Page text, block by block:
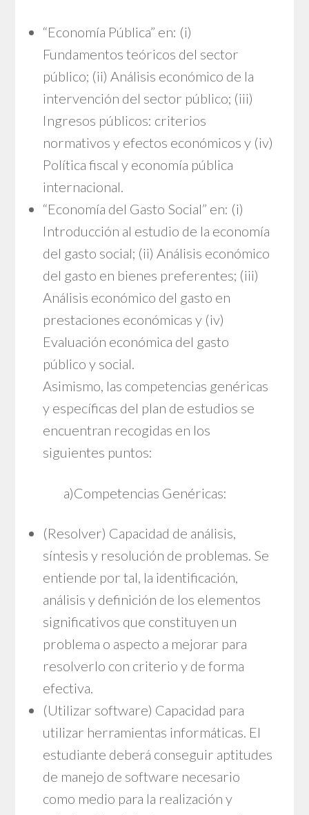
“Economía Pública” en: (i)
Fundamentos teóricos del sector
público; (ii) Análisis económico de la
intervención del sector público; (iii)
Ingresos públicos: criterios
normativos y efectos económicos y (iv)
Política fiscal y economía pública
internacional.
“Economía del Gasto Social” en: (i)
Introducción al estudio de la economía
del gasto social; (ii) Análisis económico
del gasto en bienes preferentes; (iii)
Análisis económico del gasto en
prestaciones económicas y (iv)
Evaluación económica del gasto
público y social.
Asimismo, las competencias genéricas
y específicas del plan de estudios se
encuentran recogidas en los
siguientes puntos:
a)Competencias Genéricas:
(Resolver) Capacidad de análisis,
síntesis y resolución de problemas. Se
entiende por tal, la identificación,
análisis y definición de los elementos
significativos que constituyen un
problema o aspecto a mejorar para
resolverlo con criterio y de forma
efectiva.
(Utilizar software) Capacidad para
utilizar herramientas informáticas. El
estudiante deberá conseguir aptitudes
de manejo de software necesario
como medio para la realización y